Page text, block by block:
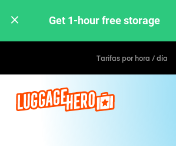
Get 1-hour free storage
Tarifas por hora / día